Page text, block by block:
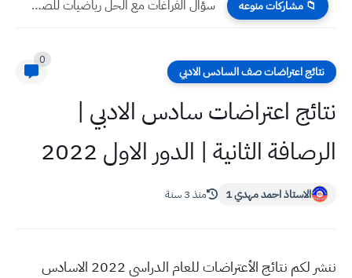
📁 مشاركات منوعه سؤال الفراغات مع الحل رياضيات للصف السادس الابتدائي مهمات للوزاري
نتائج اعتراضات صف السادس الادبي
0
نتائج اعتراضات سادس الادبي |
الرصافة الثانية | الدور الاول 2022
الاستاذ احمد مهدي 1 منذ 3 سنة
ننشر لكم نتائج الأعتراضات للعام الدراسي 2022 الاسادس